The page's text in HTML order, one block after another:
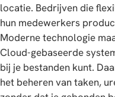
locatie. Bedrijven die
hun medewerkers
Moderne technologie
Cloud-gebaseerde
bij je bestanden kunt.
het beheren van taken,